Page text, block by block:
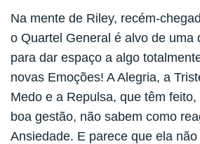
Na mente de Riley, recém-
o Quartel General é alvo de uma
para dar espaço a algo
novas Emoções! A Alegria, a
Medo e a Repulsa, que têm
boa gestão, não sabem como
Ansiedade. E parece que ela